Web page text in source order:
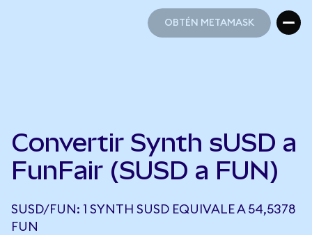
OBTÉN METAMASK
Convertir Synth sUSD a
FunFair (SUSD a FUN)
SUSD/FUN: 1 SYNTH SUSD EQUIVALE A 54,5378
FUN